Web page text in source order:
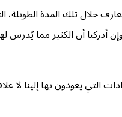
خلال تلك المدة الطويلة،
أدركنا أن الكثير مما
التي يعودون بها إلينا